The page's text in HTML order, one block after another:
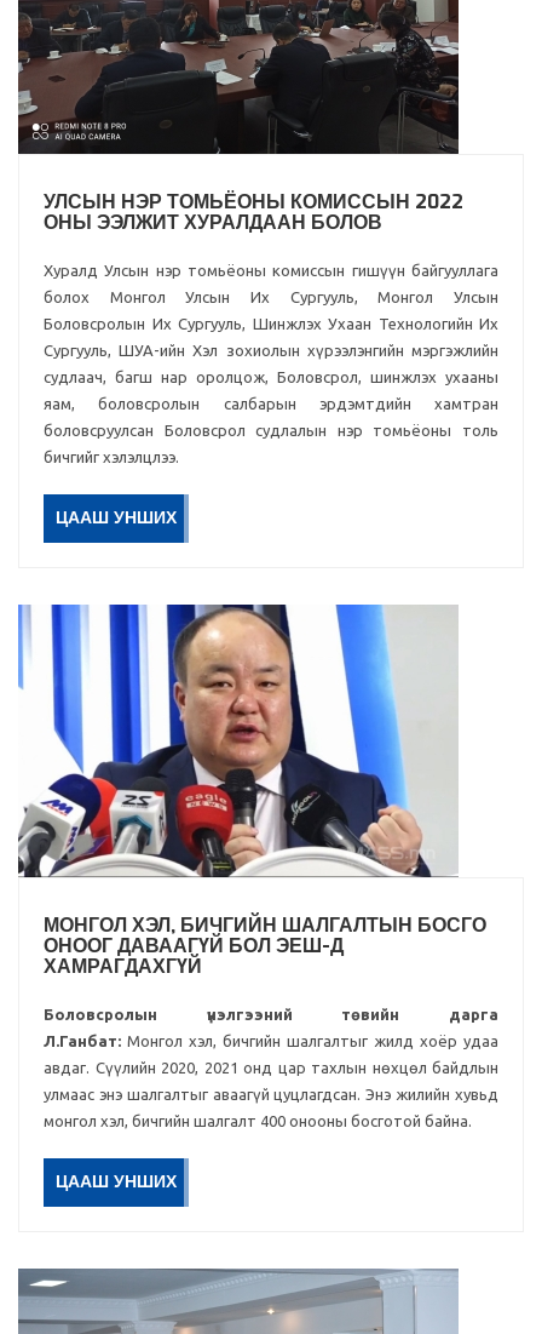
УЛСЫН НЭР ТОМЬЁОНЫ КОМИССЫН 2022
ОНЫ ЭЭЛЖИТ ХУРАЛДААН БОЛОВ
Хуралд Улсын нэр томьёоны комиссын гишүүн байгууллага
болох Монгол Улсын Их Сургууль, Монгол Улсын
Боловсролын Их Сургууль, Шинжлэх Ухаан Технологийн Их
Сургууль, ШУА-ийн Хэл зохиолын хүрээлэнгийн мэргэжлийн
судлаач, багш нар оролцож, Боловсрол, шинжлэх ухааны
яам, боловсролын салбарын эрдэмтдийн хамтран
боловсруулсан Боловсрол судлалын нэр томьёоны толь
бичгийг хэлэлцлээ.
ЦААШ УНШИХ
МОНГОЛ ХЭЛ, БИЧГИЙН ШАЛГАЛТЫН БОСГО
ОНООГ ДАВААГҮЙ БОЛ ЭЕШ-Д
ХАМРАГДАХГҮЙ
Боловсролын үнэлгээний төвийн дарга
Л.Ганбат: Монгол хэл, бичгийн шалгалтыг жилд хоёр удаа
авдаг. Сүүлийн 2020, 2021 онд цар тахлын нөхцөл байдлын
улмаас энэ шалгалтыг аваагүй цуцлагдсан. Энэ жилийн хувьд
монгол хэл, бичгийн шалгалт 400 онооны босготой байна.
ЦААШ УНШИХ